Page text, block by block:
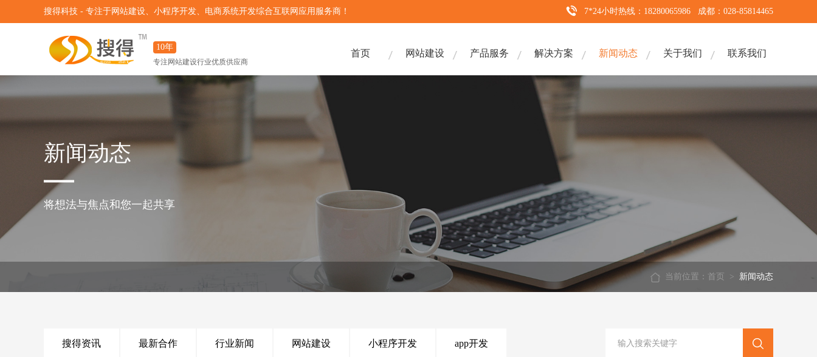
搜得科技 - 专注于网站建设、小程序开发、电商系统开发综合互联网应用服务商！ 7*24小时热线：18280065986 成都：028-85814465
10年
专注网站建设行业优质供应商
首页 网站建设 产品服务 解决方案 新闻动态 关于我们 联系我们
新闻动态
将想法与焦点和您一起共享
当前位置： 首页 > 新闻动态
搜得资讯 最新合作 行业新闻 网站建设 小程序开发 app开发